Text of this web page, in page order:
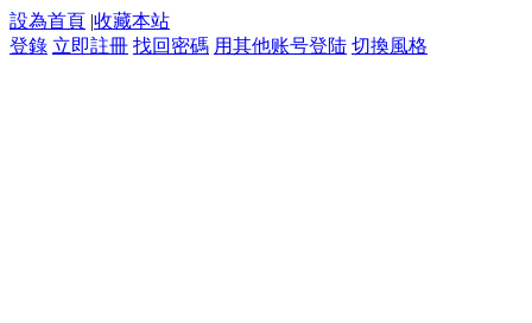
設為首頁 |收藏本站
登錄 立即註冊 找回密碼 用其他账号登陆 切換風格